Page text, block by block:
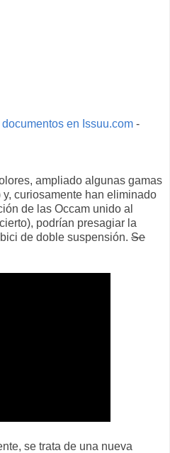
en Issuu.com -
ampliado algunas gamas
curiosamente han eliminado
de las Occam unido al
podrían presagiar la
de doble suspensión. Se
se trata de una nueva